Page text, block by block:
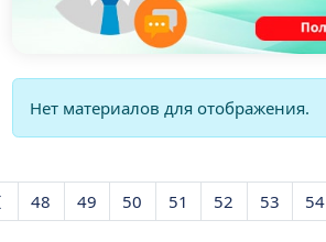
Информация
Нет материалов для отображения.
48 49 50 51 52 53 54